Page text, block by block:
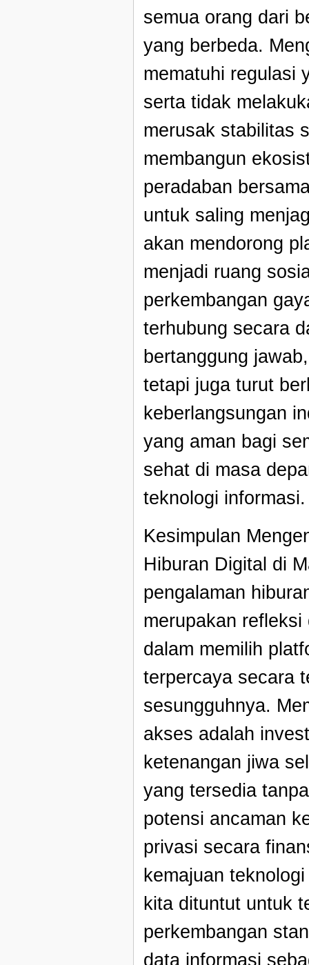
semua orang dari
yang berbeda.
mematuhi regulasi
serta tidak
merusak stabilitas
membangun
peradaban
untuk saling
akan mendorong
menjadi ruang
perkembangan
terhubung secara
bertanggung
tetapi juga turut
keberlangsungan
yang aman bagi
sehat di masa
teknologi informasi.
Kesimpulan
Hiburan Digital di
pengalaman
merupakan
dalam memilih
terpercaya secara
sesungguhnya.
akses adalah
ketenangan jiwa
yang tersedia
potensi ancaman
privasi secara
kemajuan
kita dituntut untuk
perkembangan
data informasi